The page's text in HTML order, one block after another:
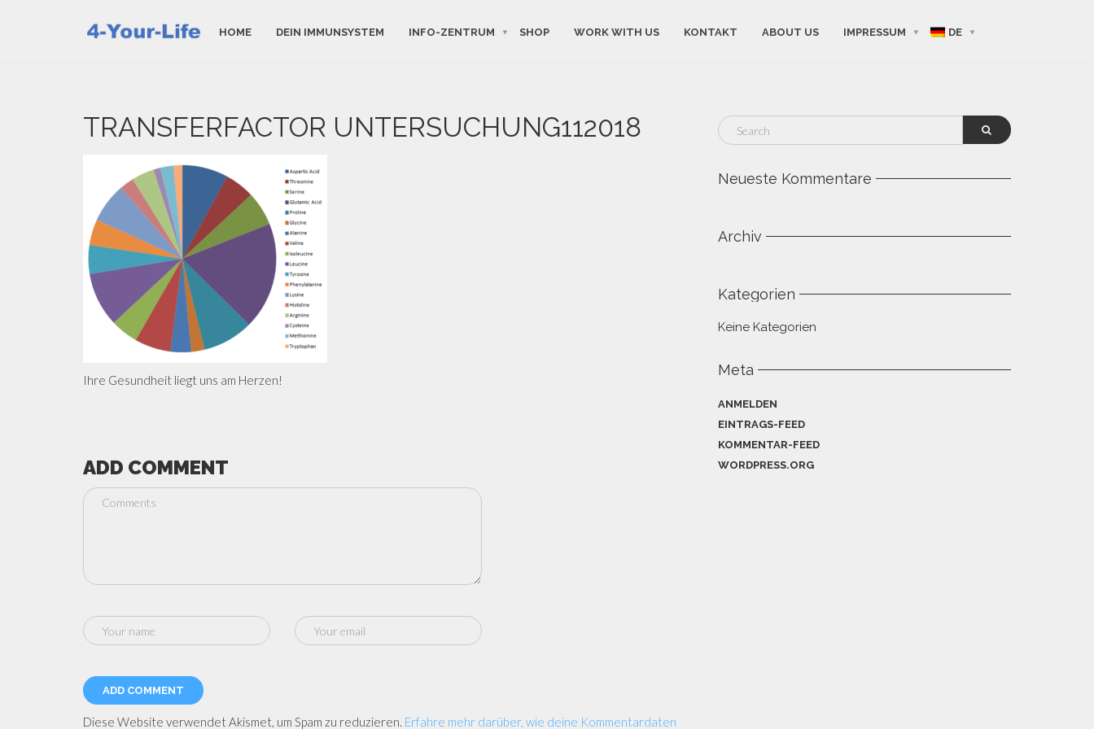
HOME DEIN IMMUNSYSTEM INFO-ZENTRUM SHOP WORK WITH US KONTAKT ABOUT US IMPRESSUM DE
TRANSFERFACTOR UNTERSUCHUNG112018
Ihre Gesundheit liegt uns am Herzen!
ADD COMMENT
Diese Website verwendet Akismet, um Spam zu reduzieren. Erfahre mehr darüber, wie deine Kommentardaten
Neueste Kommentare
Archiv
Kategorien
Keine Kategorien
Meta
ANMELDEN
EINTRAGS-FEED
KOMMENTAR-FEED
WORDPRESS.ORG